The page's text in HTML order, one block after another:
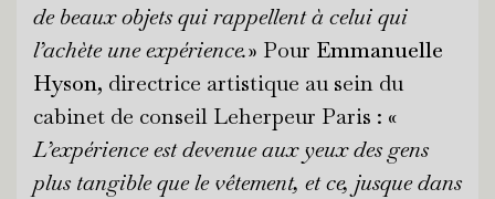
de beaux objets qui rappellent à celui qui
l’achète une expérience.» Pour Emmanuelle
Hyson, directrice artistique au sein du
cabinet de conseil Leherpeur Paris : «
L’expérience est devenue aux yeux des gens
plus tangible que le vêtement, et ce, jusque dans